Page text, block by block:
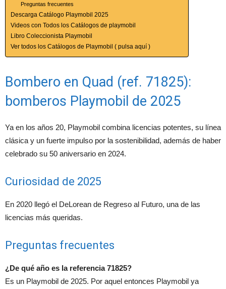
Preguntas frecuentes
Descarga Catálogo Playmobil 2025
Videos con Todos los Catálogos de playmobil
Libro Coleccionista Playmobil
Ver todos los Catálogos de Playmobil ( pulsa aquí )
Bombero en Quad (ref. 71825):
bomberos Playmobil de 2025
Ya en los años 20, Playmobil combina licencias potentes, su línea
clásica y un fuerte impulso por la sostenibilidad, además de haber
celebrado su 50 aniversario en 2024.
Curiosidad de 2025
En 2020 llegó el DeLorean de Regreso al Futuro, una de las
licencias más queridas.
Preguntas frecuentes
¿De qué año es la referencia 71825?
Es un Playmobil de 2025. Por aquel entonces Playmobil ya